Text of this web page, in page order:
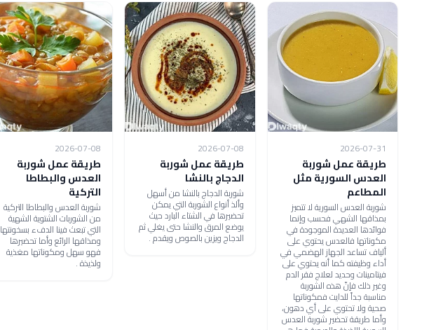
2026-07-31
طريقة عمل شوربة
العدس السورية مثل
المطاعم
شوربة العدس السورية لا تتميز
بمذاقها الشهي فحسب وإنما
فوائدها العديدة الموجودة في
مكوناتها فالعدس يحتوي على
ألياف تساعد الجهاز الهضمي في
أداء وظيفته كما أنه يحتوي على
فيتامينات وحديد لعلاج فقر الدم
وغير ذلك فإنّ هذه الشوربة
مناسبة جداً للدايت فمكوناتها
صحية ولا تحتوي على أي دهون،
وأما طريقة تحضير شوربة العدس
2026-07-08
طريقة عمل شوربة
الدجاج بالنشا
شوربة الدجاج بالنشا من أسهل
وألذ أنواع الشوربة التي يمكن
تحضيرها في الشتاء البارد حيث
يوضع المرق والنشا حتى يغلي ثم
الدجاج ويزين بالصوص ويقدم .
2026-07-08
طريقة عمل شوربة
العدس والبطاطا
التركية
شوربة العدس والبطاطا التركية
من الشوربات الشتوية الشهية
التي تبعث فينا الدفء بسخونتها
ومذاقها الرائع وأما تحضيرها
فهو سهل ومكوناتها مغذية
ولذيذة .